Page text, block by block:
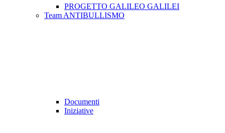
PROGETTO GALILEO GALILEI
Team ANTIBULLISMO
Documenti
Iniziative